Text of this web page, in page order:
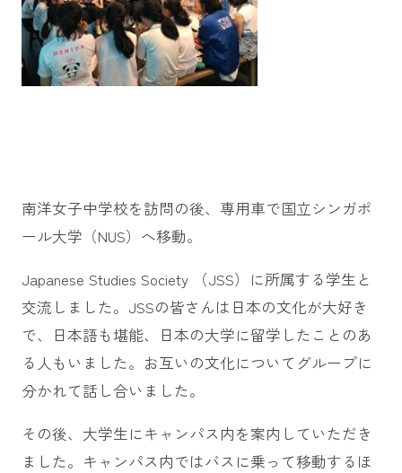
南洋女子中学校を訪問の後、専用車で国立シンガポ
ール大学（NUS）へ移動。
Japanese Studies Society （JSS）に所属する学生と
交流しました。JSSの皆さんは日本の文化が大好き
で、日本語も堪能、日本の大学に留学したことのあ
る人もいました。お互いの文化についてグループに
分かれて話し合いました。
その後、大学生にキャンパス内を案内していただき
ました。キャンパス内ではバスに乗って移動するほ